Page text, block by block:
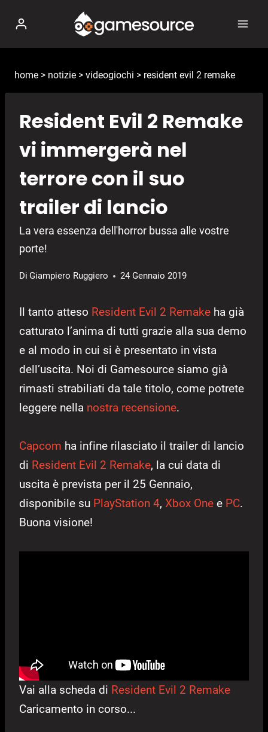
contenuto
home > notizie > videogiochi > resident evil 2 remake
Resident Evil 2 Remake
vi immergerà nel
terrore con il suo
trailer di lancio
La vera essenza dell'horror bussa alle vostre
porte!
Di Giampiero Ruggiero 24 Gennaio 2019
Il tanto atteso Resident Evil 2 Remake ha già
catturato l’anima di tutti grazie alla sua demo
e al modo in cui si è presentato in vista
dell’uscita. Noi di Gamesource siamo già
rimasti strabiliati da tale titolo, come potrete
leggere nella nostra recensione.
Capcom ha infine rilasciato il trailer di lancio
di Resident Evil 2 Remake, la cui data di
uscita è prevista per il 25 Gennaio,
disponibile su PlayStation 4, Xbox One e PC.
Buona visione!
Vai alla scheda di Resident Evil 2 Remake
Caricamento in corso...